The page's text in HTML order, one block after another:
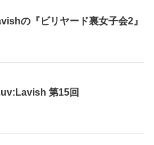
の『ビリヤード裏女子会2』
第15回